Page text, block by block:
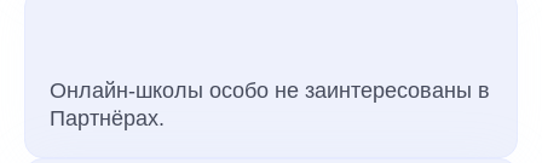
Онлайн-школы особо не заинтересованы в
Партнёрах.